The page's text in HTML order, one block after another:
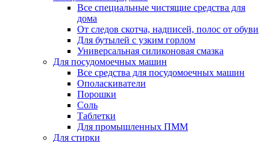
Все специальные чистящие средства для
дома
От следов скотча, надписей, полос от обуви
Для бутылей с узким горлом
Универсальная силиконовая смазка
Для посудомоечных машин
Все средства для посудомоечных машин
Ополаскиватели
Порошки
Соль
Таблетки
Для промышленных ПММ
Для стирки